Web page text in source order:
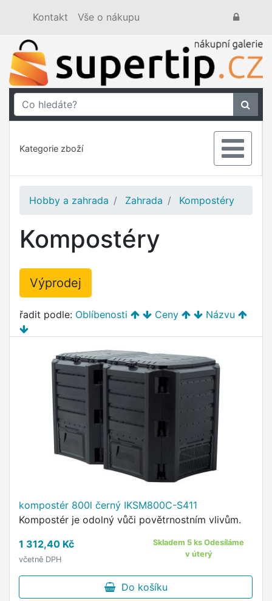
Kontakt Vše o nákupu
Kategorie zboží
Hobby a zahrada Zahrada Kompostéry
Kompostéry
Výprodej
řadit podle: Oblíbenosti Ceny Názvu
kompostér 800l černý IKSM800C-S411
Kompostér je odolný vůči povětrnostním vlivům.
1 312,40 Kč
včetně DPH
Skladem 5 ks Odesíláme
v úterý
Do košíku